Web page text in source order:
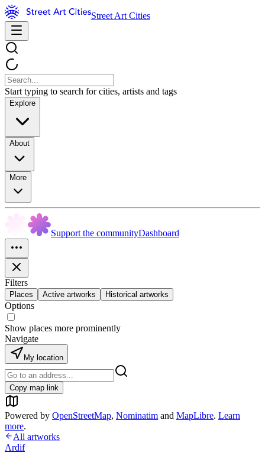
Street Art Cities
Start typing to search for cities, artists and tags
Explore
About
More
Support the communityDashboard
Filters
Places Active artworks Historical artworks
Options
Show places more prominently
Navigate
My location
Copy map link
Powered by OpenStreetMap, Nominatim and MapLibre. Learn
more.
All artworks
Ardif